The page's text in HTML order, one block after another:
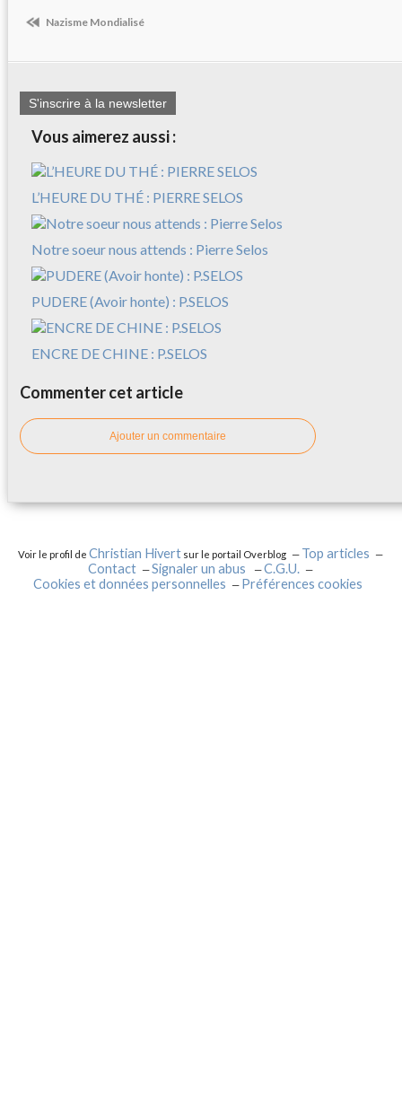
Nazisme Mondialisé
S'inscrire à la newsletter
Vous aimerez aussi :
L’HEURE DU THÉ : PIERRE SELOS
Notre soeur nous attends : Pierre Selos
PUDERE (Avoir honte) : P.SELOS
ENCRE DE CHINE : P.SELOS
Commenter cet article
Ajouter un commentaire
Voir le profil deChristian Hivert sur le portail Overblog
Top articles
Contact
Signaler un abus
C.G.U.
Cookies et données personnelles
Préférences cookies